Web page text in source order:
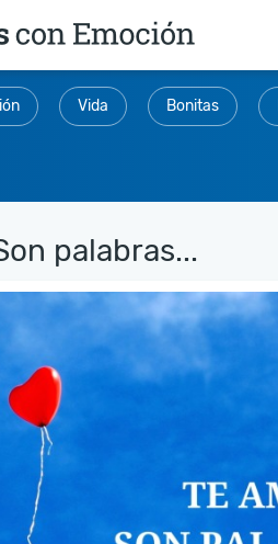
Vida Bonitas
palabras...